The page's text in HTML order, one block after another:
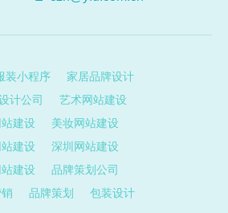
装小程序
家居品牌设计
计公司
艺术网站建设
建设
美妆网站建设
建设
深圳网站建设
建设
品牌策划公司
品牌策划
包装设计